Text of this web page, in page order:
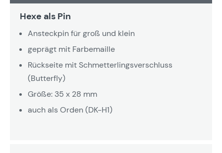
Hexe als Pin
Ansteckpin für groß und klein
geprägt mit Farbemaille
Rückseite mit Schmetterlingsverschluss
(Butterfly)
Größe: 35 x 28 mm
auch als Orden (DK-H1)